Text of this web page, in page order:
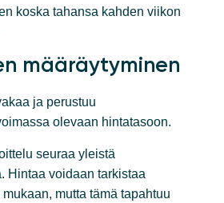
koska tahansa kahden viikon
määräytyminen
ja perustuu
olevaan hintatasoon.
seuraa yleistä
Hintaa voidaan tarkistaa
mutta tämä tapahtuu